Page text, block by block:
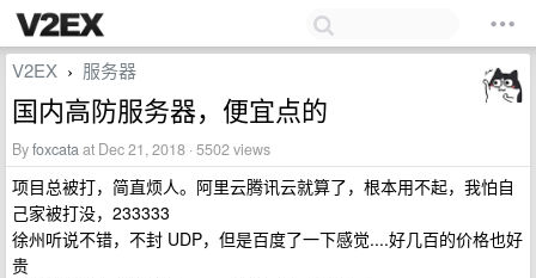
V2EX › 服务器
国内高防服务器，便宜点的
Byfoxcataat Dec 21, 2018 · 5502 views
项目总被打，简直烦人。阿里云腾讯云就算了，根本用不起，我怕自
己家被打没，233333
徐州听说不错，不封 UDP，但是百度了一下感觉....好几百的价格也好
贵